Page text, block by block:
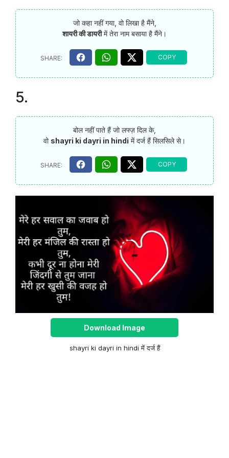
जो कहा नहीं गया, वो लिखा है मैंने,
शायरी की डायरीमें तेरा नाम बसाया है मैंने।
5.
बोल नहीं पाते हैं जो लफ्ज़ दिल के,
वो shayri ki dayri in hindi में दर्ज हैं सिलसिले से।
Download Image
shayri ki dayri in hindi में दर्ज हैं